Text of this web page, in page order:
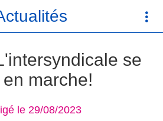
se
en marche!
le 29/08/2023